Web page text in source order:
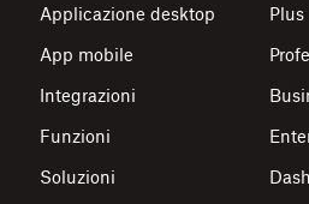
Applicazione desktop
App mobile
Integrazioni
Funzioni
Soluzioni
Plus
Dash